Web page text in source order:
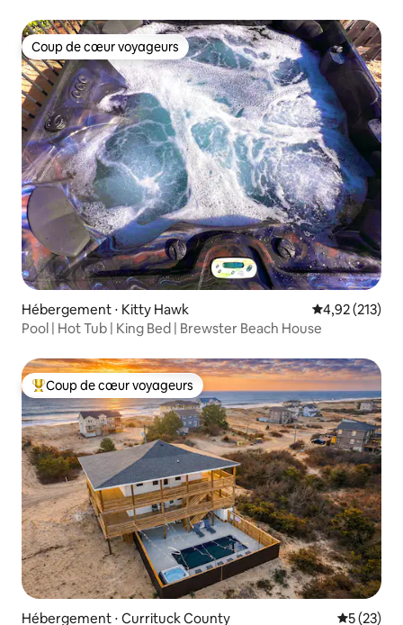
Coup de cœur voyageurs
Coup de cœur voyageurs
Hébergement ⋅ Kitty Hawk Évaluation
4,92 (213)
Pool | Hot Tub | King Bed | Brewster Beach House
Coups de cœur voyageurs les plus appréciés
Coup de cœur voyageurs
Hébergement ⋅ Currituck County 5 (23)